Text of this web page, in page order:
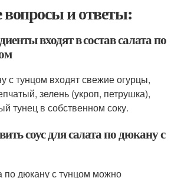
и ответы:
входят в состав салата по
с тунцом входят свежие огурцы,
зелень (укроп, петрушка),
тунец в собственном соку.
соус для салата по дюкану с
по дюкану с тунцом можно